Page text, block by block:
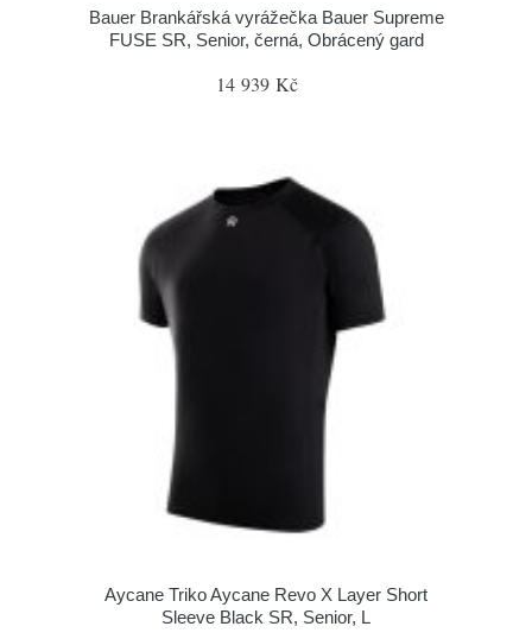
Bauer Brankářská vyrážečka Bauer Supreme
FUSE SR, Senior, černá, Obrácený gard
14 939 Kč
Aycane Triko Aycane Revo X Layer Short
Sleeve Black SR, Senior, L